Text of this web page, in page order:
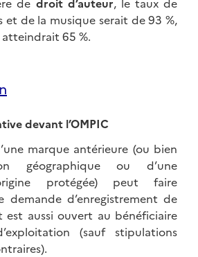
et de la musique serait de 93 %,
65 %.
devant l’OMPIC
marque antérieure (ou bien
géographique ou d’une
protégée) peut faire
demande d’enregistrement de
est aussi ouvert au bénéficiaire
(sauf stipulations